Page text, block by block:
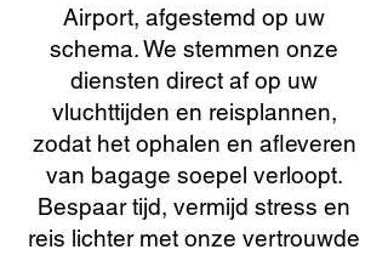
Airport, afgestemd op uw
schema. We stemmen onze
diensten direct af op uw
vluchttijden en reisplannen,
zodat het ophalen en afleveren
van bagage soepel verloopt.
Bespaar tijd, vermijd stress en
reis lichter met onze vertrouwde